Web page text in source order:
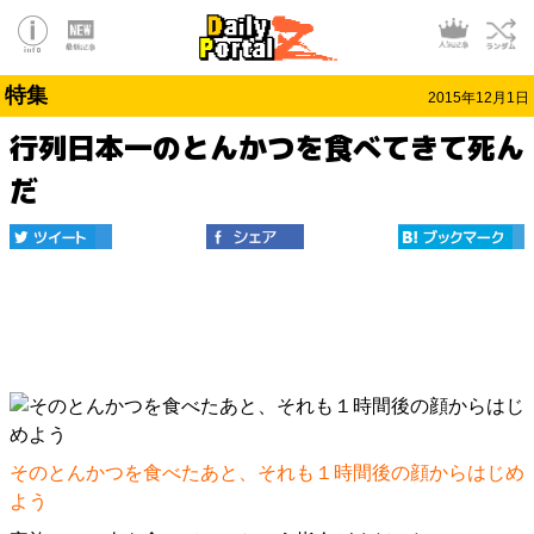
特集 2015年12月1日
行列日本一のとんかつを食べてきて死ん
だ
そのとんかつを食べたあと、それも１時間後の顔からはじめ
よう